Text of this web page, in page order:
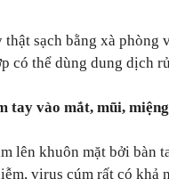
thật sạch bằng xà phòng
có thể dùng dung dịch
tay vào mắt, mũi, miệng
lên khuôn mặt bởi bàn
virus cúm rất có khả